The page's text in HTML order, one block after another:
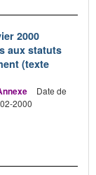
2000
aux statuts
(texte
Date de
2000